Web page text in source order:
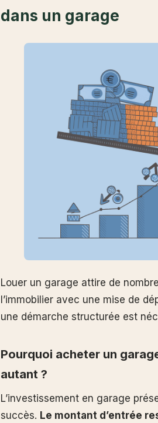
dans un garage
Louer un garage attire de
l’immobilier avec une mise de
une démarche structurée est
Pourquoi acheter un
autant ?
L’investissement en garage
succès. Le montant d’entrée